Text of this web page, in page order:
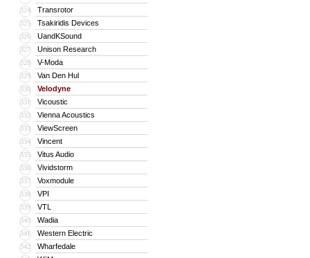
324 Transrotor
325 Tsakiridis Devices
326 UandKSound
327 Unison Research
328 V-Moda
329 Van Den Hul
330 Velodyne
331 Vicoustic
332 Vienna Acoustics
333 ViewScreen
334 Vincent
335 Vitus Audio
336 Vividstorm
337 Voxmodule
338 VPI
339 VTL
340 Wadia
341 Western Electric
342 Wharfedale